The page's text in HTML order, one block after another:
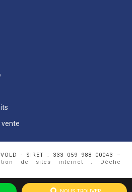
vente
- SIRET : 333 059 988 00043 –
de sites internet : Déclic